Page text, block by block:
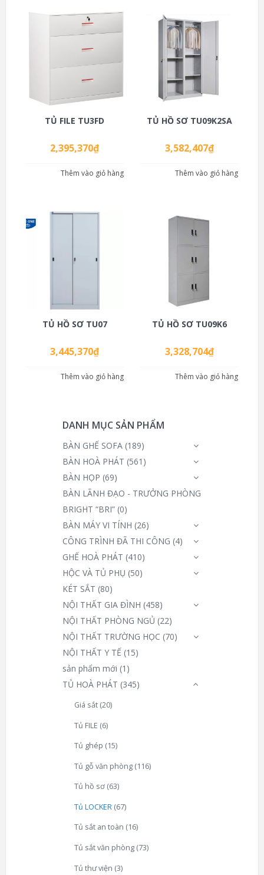
TỦ FILE TU3FD
2,395,370₫
Thêm vào giỏ hàng
TỦ HỒ SƠ TU09K2SA
3,582,407₫
Thêm vào giỏ hàng
TỦ HỒ SƠ TU07
3,445,370₫
Thêm vào giỏ hàng
TỦ HỒ SƠ TU09K6
3,328,704₫
Thêm vào giỏ hàng
DANH MỤC SẢN PHẨM
BÀN GHẾ SOFA (189)
BÀN HOÀ PHÁT (561)
BÀN HỌP (69)
BÀN LÃNH ĐẠO - TRƯỞNG PHÒNG
BRIGHT “BRI” (0)
BÀN MÁY VI TÍNH (26)
CÔNG TRÌNH ĐÃ THI CÔNG (4)
GHẾ HOÀ PHÁT (410)
HỘC VÀ TỦ PHỤ (50)
KÉT SẮT (80)
NỘI THẤT GIA ĐÌNH (458)
NỘI THẤT PHÒNG NGỦ (22)
NỘI THẤT TRƯỜNG HỌC (70)
NỘI THẤT Y TẾ (15)
sản phẩm mới (1)
TỦ HOÀ PHÁT (345)
Giá sắt (20)
Tủ FILE (6)
Tủ ghép (15)
Tủ gỗ văn phòng (116)
Tủ hồ sơ (63)
Tủ LOCKER (67)
Tủ sắt an toàn (16)
Tủ sắt văn phòng (73)
Tủ thư viện (3)